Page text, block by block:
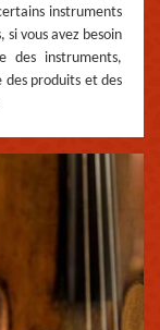
instruments
si vous avez besoin
des instruments,
des produits et des